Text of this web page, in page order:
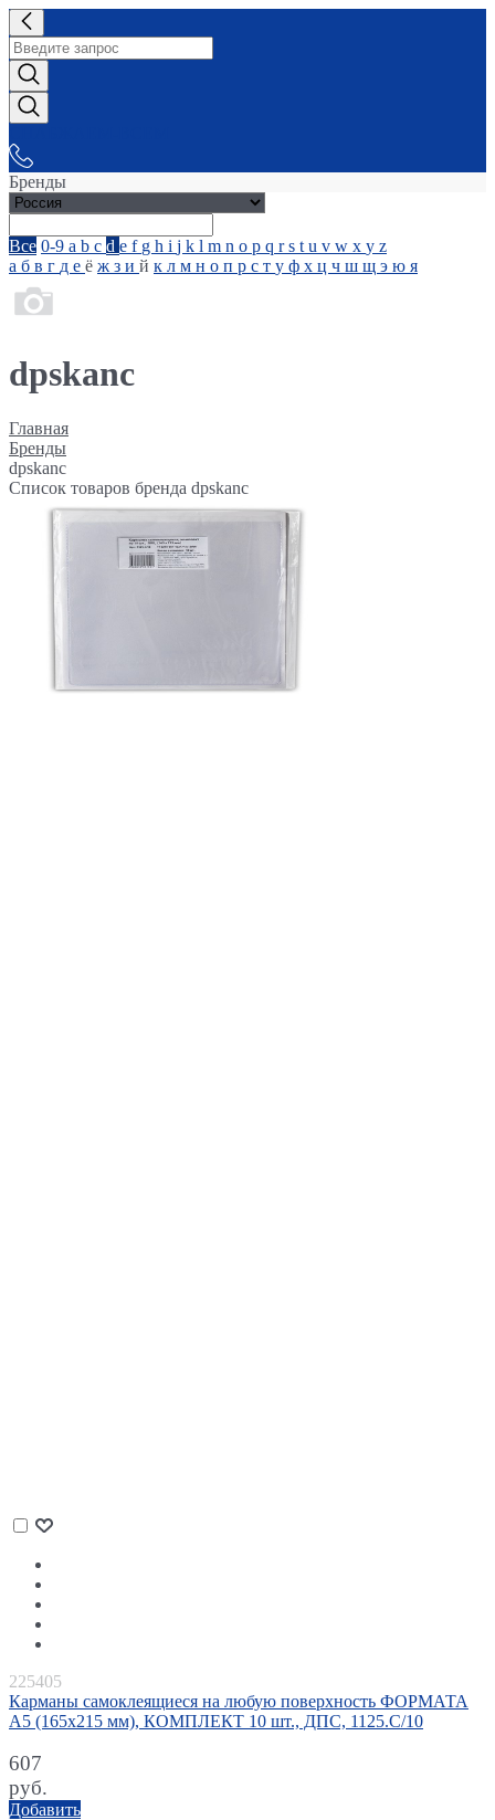
Бренды
Все 0-9 a b c d e f g h i j k l m n o p q rs t u v w x y z
а б в г д е ё ж з и й к л м н о п р с т у ф х ц ч ш щ э ю я
dpskanc
Главная
Бренды
dpskanc
Список товаров бренда dpskanc
225405
Карманы самоклеящиеся на любую поверхность ФОРМАТА
А5 (165х215 мм), КОМПЛЕКТ 10 шт., ДПС, 1125.C/10
607
руб.
Добавить